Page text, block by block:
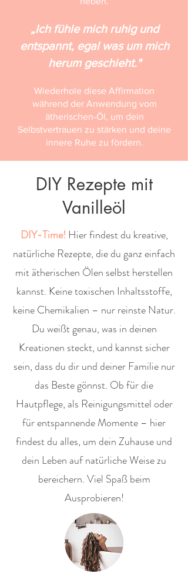
„Ich fühle mich ruhig und
entspannt, egal was um mich
herum geschieht."
Wiederhole diese Affirmation
während der Anwendung vom
ätherischen-Öl, um dein
Selbstvertrauen zu stärken und deine
innere Ruhe zu fördern.
DIY Rezepte mit
Vanilleöl
DIY-Time! Hier findest du kreative,
natürliche Rezepte, die du ganz einfach
mit ätherischen Ölen selbst herstellen
kannst. Keine toxischen Inhaltsstoffe,
keine Chemikalien – nur reinste Natur.
Du weißt genau, was in deinen
Kreationen steckt, und kannst sicher
sein, dass du dir und deiner Familie nur
das Beste gönnst. Ob für die
Hautpflege, als Reinigungsmittel oder
für entspannende Momente – hier
findest du alles, um dein Zuhause und
dein Leben auf natürliche Weise zu
bereichern. Viel Spaß beim
Ausprobieren!